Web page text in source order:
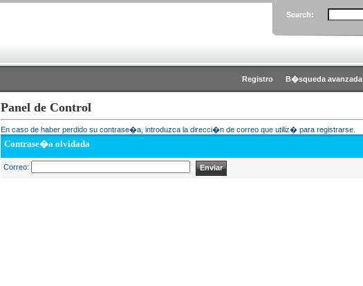
Search:
Registro B�squeda avanzada
Panel de Control
En caso de haber perdido su contrase�a, introduzca la direcci�n de correo que utiliz� para registrarse.
Contrase�a olvidada
Correo: